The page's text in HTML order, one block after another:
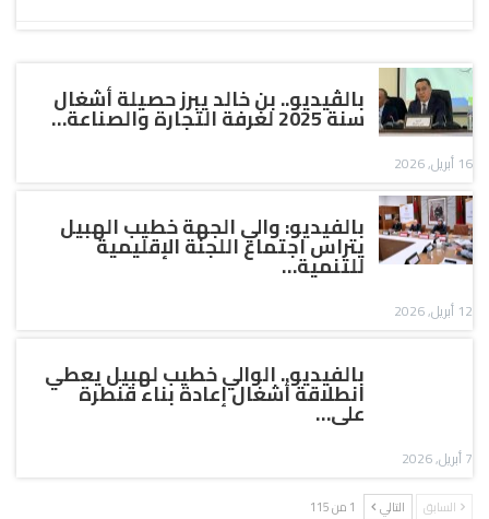
بالڤيديو.. بن خالد يبرز حصيلة أشغال
سنة 2025 لغرفة التجارة والصناعة…
16 أبريل, 2026
بالفيديو: والي الجهة خطيب الهبيل
يتراس اجتماع اللجنة الإقليمية
للتنمية…
12 أبريل, 2026
بالفيديو.. الوالي خطيب لهبيل يعطي
انطلاقة أشغال إعادة بناء قنطرة
على…
7 أبريل, 2026
السابق التالي 1 من 115